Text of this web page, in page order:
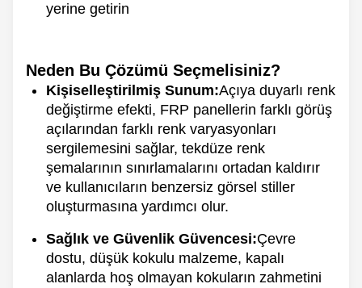
yerine getirin
Neden Bu Çözümü Seçmelisiniz?
Kişiselleştirilmiş Sunum:Açıya duyarlı renk
değiştirme efekti, FRP panellerin farklı görüş
açılarından farklı renk varyasyonları
sergilemesini sağlar, tekdüze renk
şemalarının sınırlamalarını ortadan kaldırır
ve kullanıcıların benzersiz görsel stiller
oluşturmasına yardımcı olur.
Sağlık ve Güvenlik Güvencesi:Çevre
dostu, düşük kokulu malzeme, kapalı
alanlarda hoş olmayan kokuların zahmetini